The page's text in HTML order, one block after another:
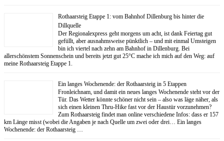
Rothaarsteig Etappe 1: vom Bahnhof Dillenburg bis hinter die
Dillquelle
Der Regionalexpress geht morgens um acht, ist dank Feiertag gut
gefüllt, aber ausnahmsweise pünktlich – und mit einmal Umsteigen
bin ich viertel nach zehn am Bahnhof in Dillenburg. Bei
allerschönstem Sonnenschein und bereits jetzt gut 25°C mache ich mich auf den Weg: auf
meine Rothaarsteig Etappe 1.
Ein langes Wochenende: der Rothaarsteig in 5 Etappen
Fronleichnam, und damit ein neues langes Wochenende steht vor der
Tür. Das Wetter könnte schöner nicht sein – also was läge näher, als
sich einen kleinen Thru-Hike fast vor der Haustür vorzunehmen?
Zum Rothaarsteig findet man online verschiedene Infos: dass er 157
km Länge misst (wobei die Angaben je nach Quelle um zwei oder drei… Ein langes
Wochenende: der Rothaarsteig …